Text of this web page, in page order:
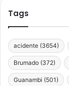
Tags
acidente (3654)
Brumado (372)
Guanambi (501)